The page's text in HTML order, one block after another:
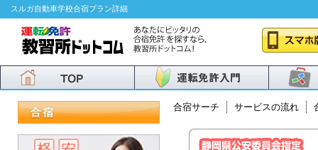
スルガ自動車学校合宿プラン詳細
合宿サーチ サービスの流れ